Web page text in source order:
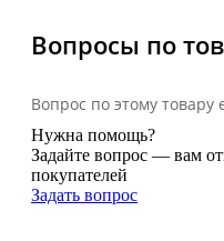
Вопросы по
Вопрос по этому товару
Нужна помощь?
Задайте вопрос — вам
покупателей
Задать вопрос